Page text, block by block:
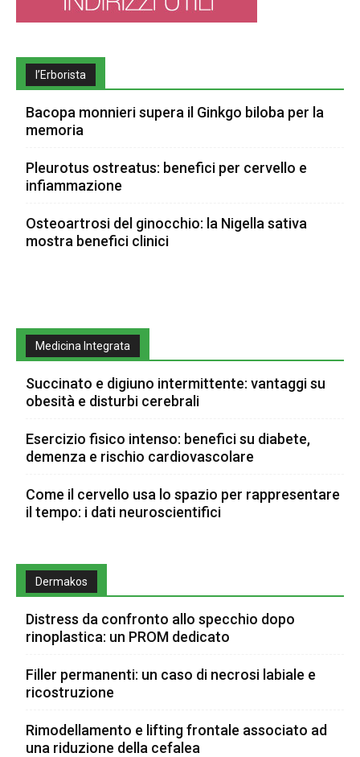
l’Erborista
Bacopa monnieri supera il Ginkgo biloba per la
memoria
Pleurotus ostreatus: benefici per cervello e
infiammazione
Osteoartrosi del ginocchio: la Nigella sativa
mostra benefici clinici
Medicina Integrata
Succinato e digiuno intermittente: vantaggi su
obesità e disturbi cerebrali
Esercizio fisico intenso: benefici su diabete,
demenza e rischio cardiovascolare
Come il cervello usa lo spazio per rappresentare
il tempo: i dati neuroscientifici
Dermakos
Distress da confronto allo specchio dopo
rinoplastica: un PROM dedicato
Filler permanenti: un caso di necrosi labiale e
ricostruzione
Rimodellamento e lifting frontale associato ad
una riduzione della cefalea